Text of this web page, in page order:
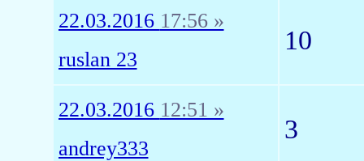
22.03.2016 17:56 »
ruslan 23
10
22.03.2016 12:51 »
andrey333
3